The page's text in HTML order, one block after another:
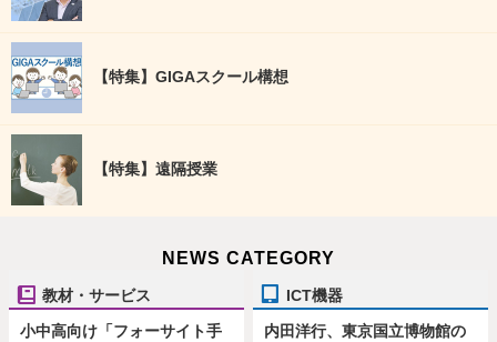
【特集】GIGAスクール構想
【特集】遠隔授業
NEWS CATEGORY
教材・サービス
小中高向け「フォーサイト手
ICT機器
内田洋行、東京国立博物館の